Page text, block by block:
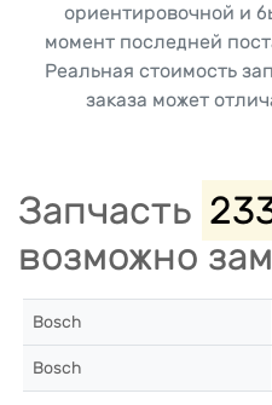
ориентировочной и
момент последней
Реальная стоимость
заказа может
Запчасть
возможно
Bosch
Bosch